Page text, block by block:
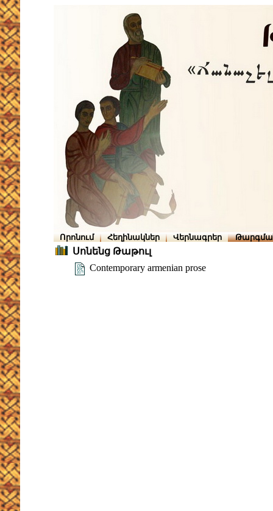
Որոնում Հեղինակներ Վերնագրեր
Սոնենց Թաթուլ
Contemporary armenian prose